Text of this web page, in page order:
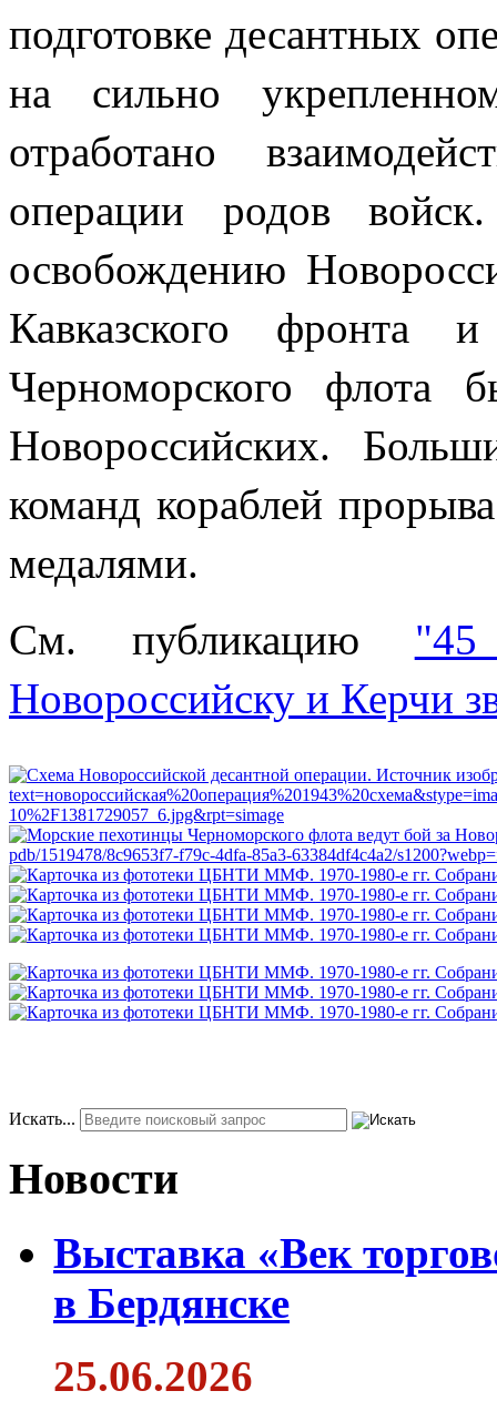
подготовке десантных
на сильно
отработано
операции родов
освобождению
Кавказского
Черноморского флота
Новороссийских.
команд кораблей
медалями.
См. публикацию
Новороссийску и Керчи
Искать...
Новости
Выставка «Век
в Бердянске
25.06.2026